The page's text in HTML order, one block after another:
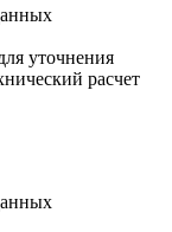
уточнения
расчет